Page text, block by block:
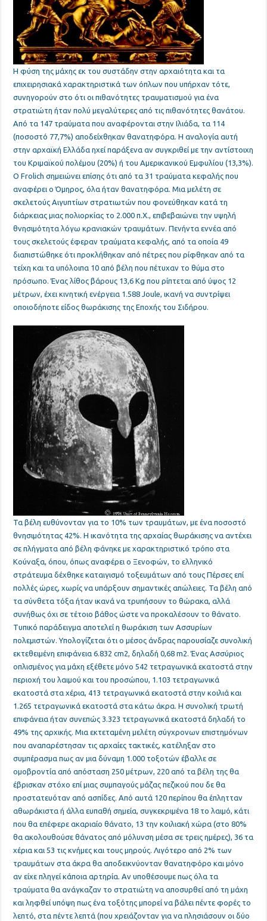
Η φύση της μάχης εκ του συστάδην στην αρχαιότητα και τα
επιχειρησιακά χαρακτηριστικά των όπλων που υπήρχαν τότε
συνηγορούν στο ότι οι πιθανότητες τραυματισμού για ένα
στρατιώτη ήταν πολύ μεγαλύτερες από τις πιθανότητες θανάτου.
Από τα 147 τραύματα που αναφέρονται στην Ιλιάδα, τα 114
(ποσοστό 77,7%) αποδείχθηκαν θανατηφόρα. Η αναλογία αυτή
στην αρχαϊκή Ελλάδα ηχεί παράξενα αν συγκριθεί με την αντίστοιχη
του Κριμαϊκού πολέμου (20%) ή του Αμερικανικού Εμφυλίου (13,3%).
Ο Frolich σημειώνει επίσης ότι από τα 31 τραύματα κεφαλής που
αναφέρει ο Όμηρος, όλα ήταν θανατηφόρα. Μια μελέτη σε
σκελετούς Αιγυπτίων στρατιωτών που φονεύθηκαν κατά τη
διάρκειας μιας πολιορκίας το 2.000 π.Χ., επιβεβαιώνει την υψηλή
θνησιμότητα λόγω κρανιακών τραυμάτων. Πενήντα εννέα από
τους σκελετούς έφεραν τραύματα κεφαλής, από τα οποία 49
διαπιστώθηκε ότι προκλήθηκαν από πέτρες που ρίφθηκαν από τα
τείχη και τα υπόλοιπα 10 από βέλη που πέτυχαν το θύμα στο
πρόσωπο. Ένας λίθος βάρους 13,6 Kg που ρίπτεται από ύψος 12
μέτρων, έχει κινητική ενέργεια 1.588 Joule, ικανή να συντρίψει
οποιοδήποτε είδος θωράκισης της Εποχής του Σιδήρου.
Τα βέλη ευθύνονταν για το 10% των τραυμάτων, με ένα ποσοστό
θνησιμότητας 42%. Η ικανότητα της αρχαίας θωράκισης να αντέχει
σε πλήγματα από βέλη φάνηκε με χαρακτηριστικό τρόπο στα
Κούναξα, όπου, όπως αναφέρει ο Ξενοφών, το ελληνικό
στράτευμα δέχθηκε καταιγισμό τοξευμάτων από τους Πέρσες επί
πολλές ώρες, χωρίς να υπάρξουν σημαντικές απώλειες. Τα βέλη από
τα σύνθετα τόξα ήταν ικανά να τρυπήσουν το θώρακα, αλλά
συνήθως όχι σε τέτοιο βάθος ώστε να προκαλέσουν το θάνατο.
Τυπικό παράδειγμα αποτελεί η θωράκιση των Ασσυρίων
πολεμιστών. Υπολογίζεται ότι ο μέσος άνδρας παρουσίαζε συνολική
εκτεθειμένη επιφάνεια 6.832 cm2, δηλαδή 0,68 m2. Ένας Ασσύριος
οπλισμένος για μάχη εξέθετε μόνο 542 τετραγωνικά εκατοστά στην
περιοχή του λαιμού και του προσώπου, 1.103 τετραγωνικά
εκατοστά στα χέρια, 413 τετραγωνικά εκατοστά στην κοιλιά και
1.265 τετραγωνικά εκατοστά στα κάτω άκρα. Η συνολική τρωτή
επιφάνεια ήταν συνεπώς 3.323 τετραγωνικά εκατοστά δηλαδή το
49% της αρχικής. Μια εκτεταμένη μελέτη σύγχρονων επιστημόνων
που αναπαρέστησαν τις αρχαίες τακτικές, κατέληξαν στο
συμπέρασμα πως αν μια δύναμη 1.000 τοξοτών έβαλλε σε
ομοβροντία από απόσταση 250 μέτρων, 220 από τα βέλη της θα
έβρισκαν στόχο επί μιας συμπαγούς μάζας πεζικού που δε θα
προστατευόταν από ασπίδες. Από αυτά 120 περίπου θα έπλητταν
αθωράκιστα ή άλλα ευπαθή σημεία, συγκεκριμένα 18 το λαιμό, κάτι
που θα επέφερε ακαριαίο θάνατο, 13 την κοιλιακή χώρα (στο 80%
θα ακολουθούσε θάνατος από μόλυνση μέσα σε τρεις ημέρες), 36 τα
χέρια και 53 τις κνήμες και τους μηρούς. Λιγότερο από 2% των
τραυμάτων στα άκρα θα αποδεικνύονταν θανατηφόρο και μόνο
αν είχε πληγεί κάποια αρτηρία. Αν υποθέσουμε πως όλα τα
τραύματα θα ανάγκαζαν το στρατιώτη να αποσυρθεί από τη μάχη
και ληφθεί υπόψη πως ένα τοξότης μπορεί να βάλει πέντε φορές το
λεπτό, στα πέντε λεπτά (που χρειάζονταν για να πλησιάσουν οι δύο